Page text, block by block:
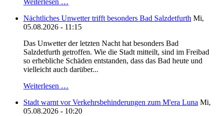
Weiterlesen …
Nächtliches Unwetter trifft besonders Bad Salzdetfurth Mi,
05.08.2026 - 11:15
Das Unwetter der letzten Nacht hat besonders Bad
Salzdetfurth getroffen. Wie die Stadt mitteilt, sind im Freibad
so erhebliche Schäden entstanden, dass das Bad heute und
vielleicht auch darüber...
Weiterlesen …
Stadt warnt vor Verkehrsbehinderungen zum M'era Luna Mi,
05.08.2026 - 10:20